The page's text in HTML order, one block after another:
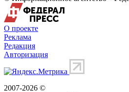
О проекте
Реклама
Редакция
Авторизация
2007-2026 ©